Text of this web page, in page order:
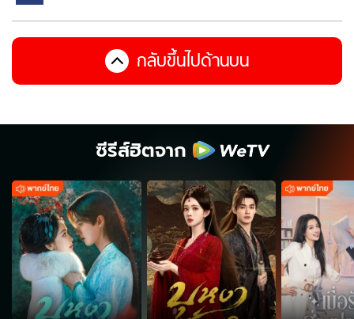
กลับขึ้นไปด้านบน
ซีรีส์ฮิตจาก